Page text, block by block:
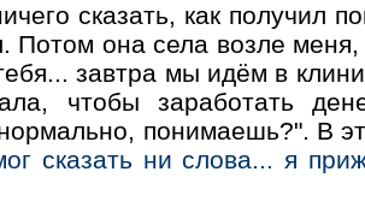
сказать, как получил
Потом она села возле
завтра мы идём в
чтобы заработать
понимаешь?". В
сказать ни слова... я